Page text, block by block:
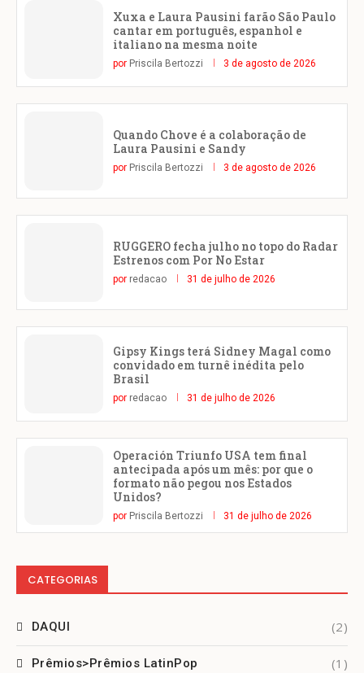
Xuxa e Laura Pausini farão São Paulo
cantar em português, espanhol e
italiano na mesma noite
por Priscila Bertozzi 3 de agosto de 2026
Quando Chove é a colaboração de
Laura Pausini e Sandy
por Priscila Bertozzi 3 de agosto de 2026
RUGGERO fecha julho no topo do Radar
Estrenos com Por No Estar
por redacao 31 de julho de 2026
Gipsy Kings terá Sidney Magal como
convidado em turnê inédita pelo
Brasil
por redacao 31 de julho de 2026
Operación Triunfo USA tem final
antecipada após um mês: por que o
formato não pegou nos Estados
Unidos?
por Priscila Bertozzi 31 de julho de 2026
CATEGORIAS
DAQUI (2)
Prêmios>Prêmios LatinPop (1)